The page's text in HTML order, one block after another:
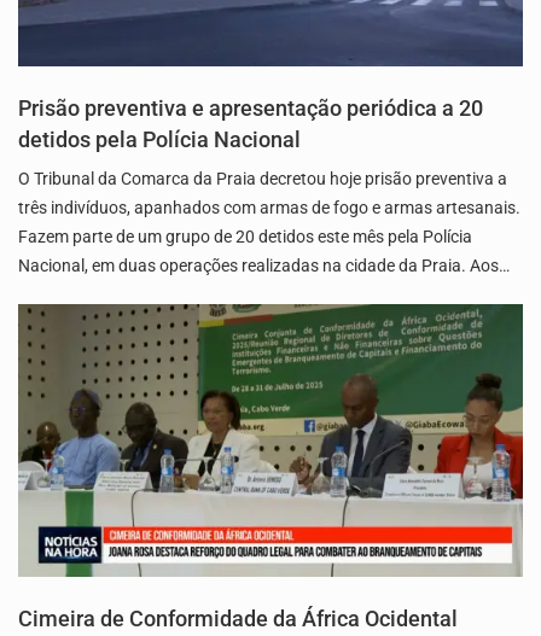
Prisão preventiva e apresentação periódica a 20
detidos pela Polícia Nacional
O Tribunal da Comarca da Praia decretou hoje prisão preventiva a
três indivíduos, apanhados com armas de fogo e armas artesanais.
Fazem parte de um grupo de 20 detidos este mês pela Polícia
Nacional, em duas operações realizadas na cidade da Praia. Aos…
Cimeira de Conformidade da África Ocidental